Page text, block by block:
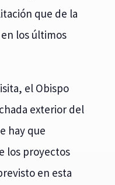
que de la
los últimos
el Obispo
exterior del
hay que
los proyectos
en esta